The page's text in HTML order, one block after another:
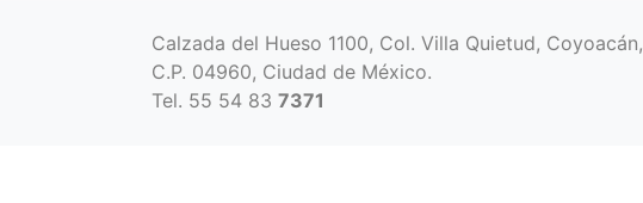
Calzada del Hueso 1100, Col. Villa Quietud, Coyoacán,
C.P. 04960, Ciudad de México.
Tel. 55 54 83 7371